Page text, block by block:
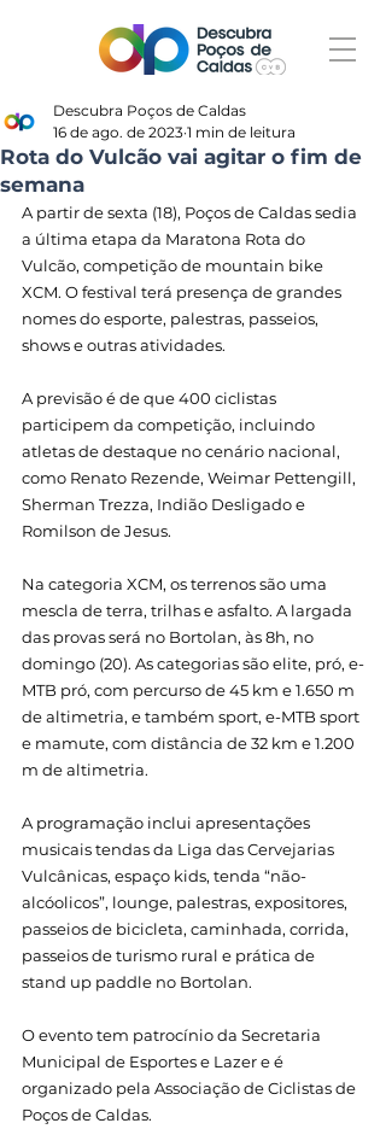
Rota do Vulcão vai agitar o fim de
semana
Descubra Poços de Caldas
16 de ago. de 2023 1 min de leitura
A partir de sexta (18), Poços de Caldas sedia
a última etapa da Maratona Rota do
Vulcão, competição de mountain bike
XCM. O festival terá presença de grandes
nomes do esporte, palestras, passeios,
shows e outras atividades.
A previsão é de que 400 ciclistas
participem da competição, incluindo
atletas de destaque no cenário nacional,
como Renato Rezende, Weimar Pettengill,
Sherman Trezza, Indião Desligado e
Romilson de Jesus.
Na categoria XCM, os terrenos são uma
mescla de terra, trilhas e asfalto. A largada
das provas será no Bortolan, às 8h, no
domingo (20). As categorias são elite, pró, e-
MTB pró, com percurso de 45 km e 1.650 m
de altimetria, e também sport, e-MTB sport
e mamute, com distância de 32 km e 1.200
m de altimetria.
A programação inclui apresentações
musicais tendas da Liga das Cervejarias
Vulcânicas, espaço kids, tenda “não-
alcóolicos”, lounge, palestras, expositores,
passeios de bicicleta, caminhada, corrida,
passeios de turismo rural e prática de
stand up paddle no Bortolan.
O evento tem patrocínio da Secretaria
Municipal de Esportes e Lazer e é
organizado pela Associação de Ciclistas de
Poços de Caldas.